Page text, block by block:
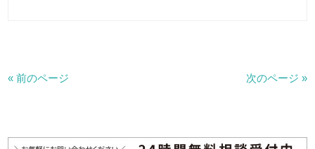
« 前のページ 次のページ »